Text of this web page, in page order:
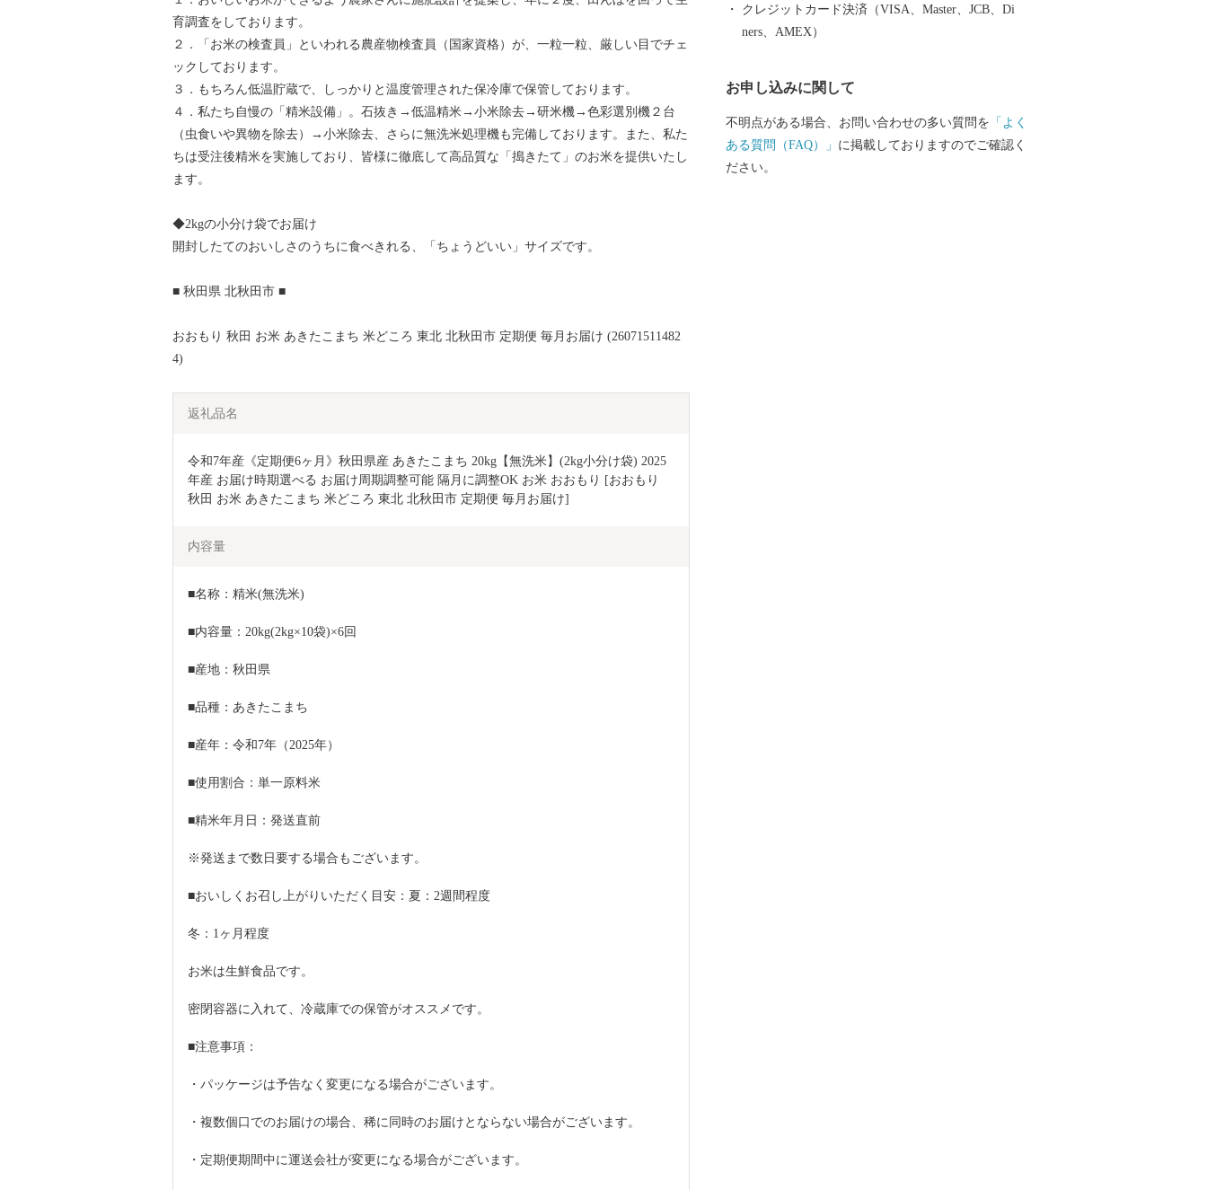
育調査をしております。
２．「お米の検査員」といわれる農産物検査員（国家資格）が、一粒一粒、厳しい目でチェ
ックしております。
３．もちろん低温貯蔵で、しっかりと温度管理された保冷庫で保管しております。
４．私たち自慢の「精米設備」。石抜き→低温精米→小米除去→研米機→色彩選別機２台
（虫食いや異物を除去）→小米除去、さらに無洗米処理機も完備しております。また、私た
ちは受注後精米を実施しており、皆様に徹底して高品質な「搗きたて」のお米を提供いたし
ます。
◆2kgの小分け袋でお届け
開封したてのおいしさのうちに食べきれる、「ちょうどいい」サイズです。
■ 秋田県 北秋田市 ■
おおもり 秋田 お米 あきたこまち 米どころ 東北 北秋田市 定期便 毎月お届け (26071511482
4)
返礼品名
令和7年産《定期便6ヶ月》秋田県産 あきたこまち 20kg【無洗米】(2kg小分け袋) 2025
年産 お届け時期選べる お届け周期調整可能 隔月に調整OK お米 おおもり [おおもり
秋田 お米 あきたこまち 米どころ 東北 北秋田市 定期便 毎月お届け]
内容量
■名称：精米(無洗米)
■内容量：20kg(2kg×10袋)×6回
■産地：秋田県
■品種：あきたこまち
■産年：令和7年（2025年）
■使用割合：単一原料米
■精米年月日：発送直前
※発送まで数日要する場合もございます。
■おいしくお召し上がりいただく目安：夏：2週間程度
冬：1ヶ月程度
お米は生鮮食品です。
密閉容器に入れて、冷蔵庫での保管がオススメです。
■注意事項：
・パッケージは予告なく変更になる場合がございます。
・複数個口でのお届けの場合、稀に同時のお届けとならない場合がございます。
・定期便期間中に運送会社が変更になる場合がございます。
界一の綴子大太鼓や世界遺産登録を目指す伊勢堂岱遺
跡、田舎スイーツ「北あきたバター餅」などがあり、
文化・食・自然など、様々な楽しみ方ができるまちで
クレジットカード決済（VISA、Master、JCB、Di
ners、AMEX）
お申し込みに関して
不明点がある場合、お問い合わせの多い質問を 「よく
ある質問（FAQ）」 に掲載しておりますのでご確認く
ださい。